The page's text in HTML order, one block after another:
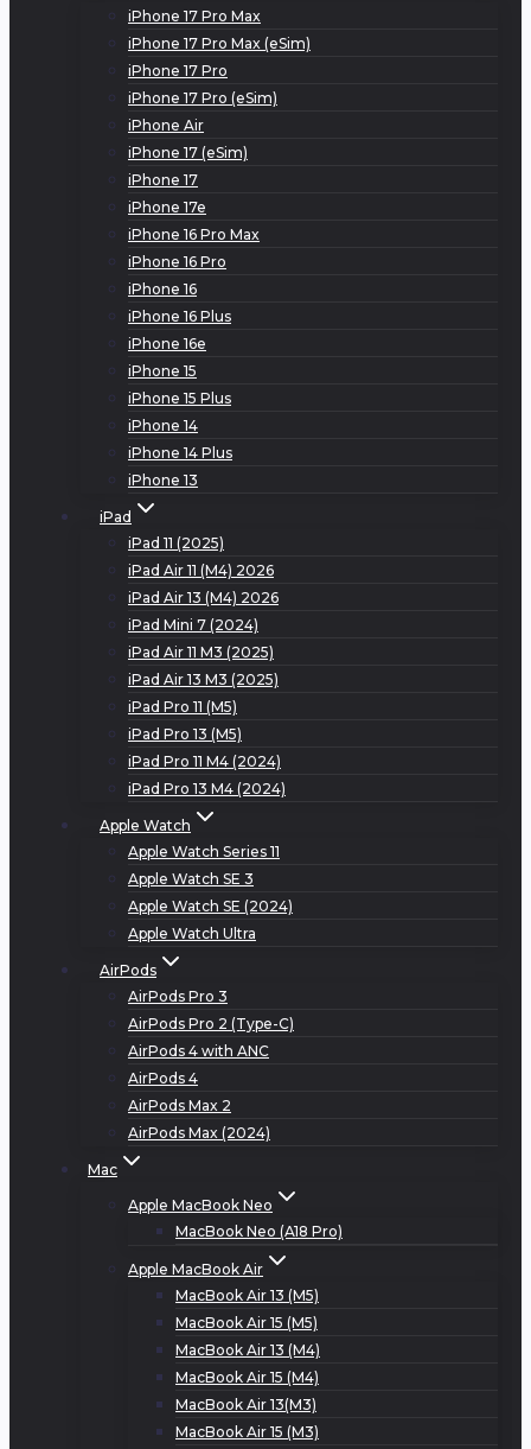
iPhone 17 Pro Max
iPhone 17 Pro Max (eSim)
iPhone 17 Pro
iPhone 17 Pro (eSim)
iPhone Air
iPhone 17 (eSim)
iPhone 17
iPhone 17e
iPhone 16 Pro Max
iPhone 16 Pro
iPhone 16
iPhone 16 Plus
iPhone 16e
iPhone 15
iPhone 15 Plus
iPhone 14
iPhone 14 Plus
iPhone 13
iPad
iPad 11 (2025)
iPad Air 11 (M4) 2026
iPad Air 13 (M4) 2026
iPad Mini 7 (2024)
iPad Air 11 M3 (2025)
iPad Air 13 M3 (2025)
iPad Pro 11 (M5)
iPad Pro 13 (M5)
iPad Pro 11 M4 (2024)
iPad Pro 13 M4 (2024)
Apple Watch
Apple Watch Series 11
Apple Watch SE 3
Apple Watch SE (2024)
Apple Watch Ultra
AirPods
AirPods Pro 3
AirPods Pro 2 (Type-C)
AirPods 4 with ANC
AirPods 4
AirPods Max 2
AirPods Max (2024)
Mac
Apple MacBook Neo
MacBook Neo (A18 Pro)
Apple MacBook Air
MacBook Air 13 (M5)
MacBook Air 15 (M5)
MacBook Air 13 (M4)
MacBook Air 15 (M4)
MacBook Air 13(M3)
MacBook Air 15 (M3)